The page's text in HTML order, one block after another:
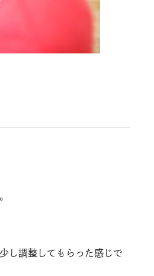
し調整してもらった感じで